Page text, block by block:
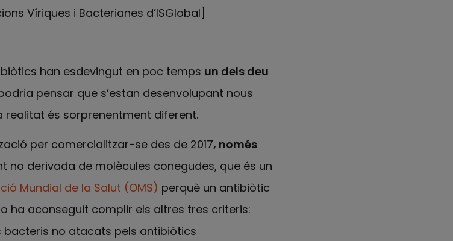
Víriques i Bacterianes d’ISGlobal]
han esdevingut en poc temps un dels deu
pensar que s’estan desenvolupant nous
és sorprenentment diferent.
per comercialitzar-se des de 2017, només
derivada de molècules conegudes, que és un
Mundial de la Salut (OMS) perquè un antibiòtic
ha aconseguit complir els altres tres criteris:
no atacats pels antibiòtics